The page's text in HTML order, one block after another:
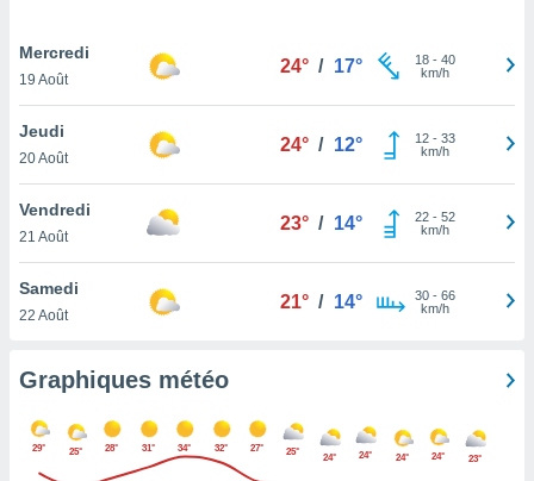
pas
de
cas,
que
sur le
que
ne
Mercredi
19 Août
24° / 17° 18- 40
km/h
Jeudi
20 Août
24° / 12° 12- 33
km/h
Vendredi
21 Août
23° / 14° 22- 52
km/h
Samedi
22 Août
21° / 14° 30- 66
km/h
Graphiques météo
29° 25° 28° 31° 34° 32° 27° 25°
24° 24° 24° 24° 23°